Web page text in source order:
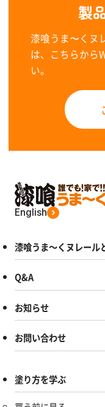
製
漆喰うま〜くヌ
は、こちらから
い。
English
漆喰うま～くヌレール
Q&A
お知らせ
お問い合わせ
塗り方を学ぶ